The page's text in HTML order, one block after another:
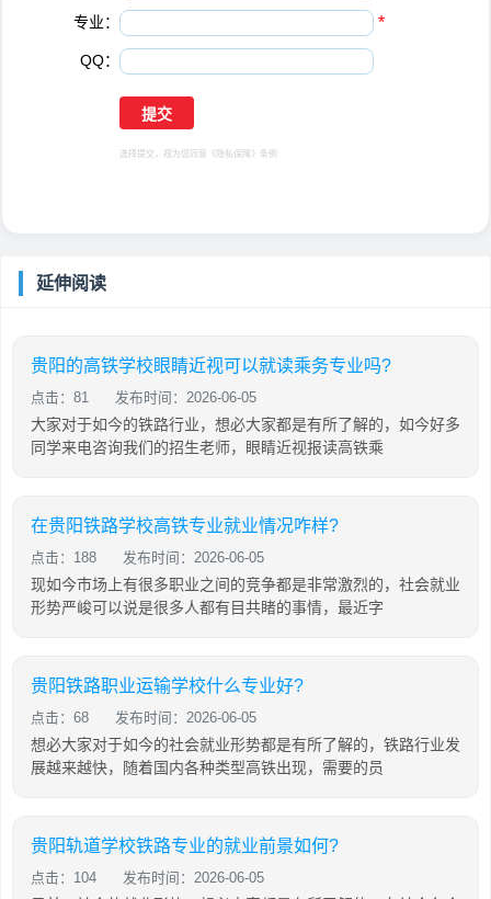
专业： *
QQ：
选择提交，视为您同意 《隐私保障》 条例
延伸阅读
贵阳的高铁学校眼睛近视可以就读乘务专业吗?
点击：81 发布时间：2026-06-05
大家对于如今的铁路行业，想必大家都是有所了解的，如今好多
同学来电咨询我们的招生老师，眼睛近视报读高铁乘
在贵阳铁路学校高铁专业就业情况咋样?
点击：188 发布时间：2026-06-05
现如今市场上有很多职业之间的竞争都是非常激烈的，社会就业
形势严峻可以说是很多人都有目共睹的事情，最近字
贵阳铁路职业运输学校什么专业好?
点击：68 发布时间：2026-06-05
想必大家对于如今的社会就业形势都是有所了解的，铁路行业发
展越来越快，随着国内各种类型高铁出现，需要的员
贵阳轨道学校铁路专业的就业前景如何?
点击：104 发布时间：2026-06-05